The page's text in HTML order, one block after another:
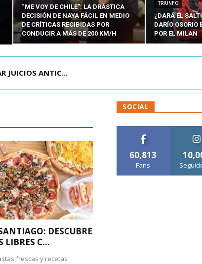
“ME VOY DE CHILE”: LA DRÁSTICA
DECISIÓN DE NAYA FÁCIL EN MEDIO
DE CRÍTICAS RECIBIDAS POR
CONDUCIR A MÁS DE 200 KM/H
TRIUNFO
¿DARÁ EL
DARÍO OSORIO
POR EL MILAN
LOS TRES REQU...
DESCUBRE
LIBRES C...
frescas y recetas
SOCIAL
60,813
Fans